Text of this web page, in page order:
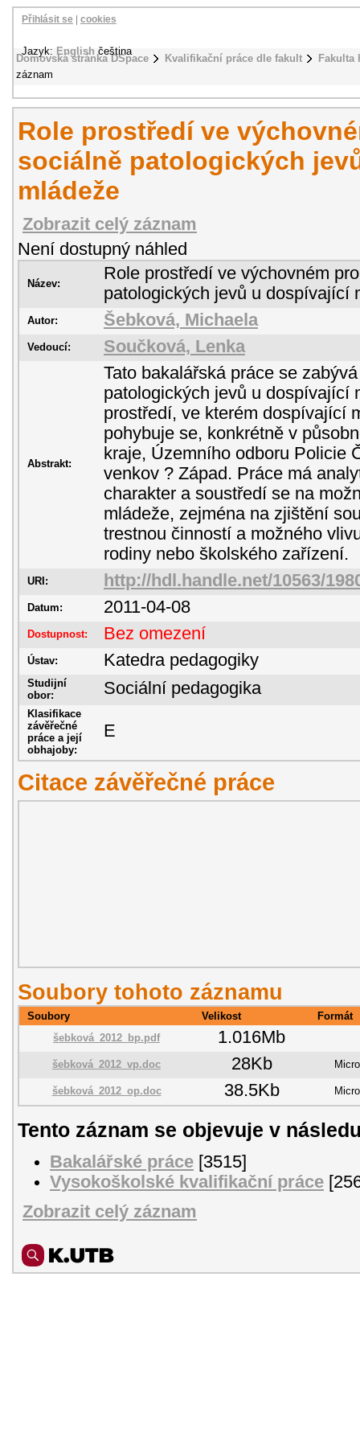
Domovská stránka DSpace Kvalifikační práce dle fakult
záznam
Přihlásit se cookies
Jazyk: English čeština
Role prostředí ve
sociálně patologických
mládeže
Zobrazit celý záznam
Není dostupný náhled
Název:
Role prostředí ve výchovném
patologických jevů u dospívající
Autor: Šebková, Michaela
Vedoucí: Součková, Lenka
Abstrakt:
Tato bakalářská práce se
patologických jevů u dospívající
prostředí, ve kterém dospívající
pohybuje se, konkrétně v
kraje, Územního odboru Policie
venkov ? Západ. Práce má
charakter a soustředí se na
mládeže, zejména na zjištění
trestnou činností a možného
rodiny nebo školského zařízení.
URI: http://hdl.handle.net/10563/
Datum: 2011-04-08
Dostupnost: Bez omezení
Ústav: Katedra pedagogiky
Studijní
obor:
Sociální pedagogika
Klasifikace
závěřečné
práce a její
obhajoby:
E
Citace závěřečné práce
Soubory tohoto záznamu
Soubory Velikost
Formát
šebková_2012_bp.pdf
1.016Mb
šebková_2012_vp.doc 28Kb
šebková_2012_op.doc 38.5Kb
Tento záznam se objevuje v
Bakalářské práce [3515]
Vysokoškolské kvalifikační práce
Zobrazit celý záznam